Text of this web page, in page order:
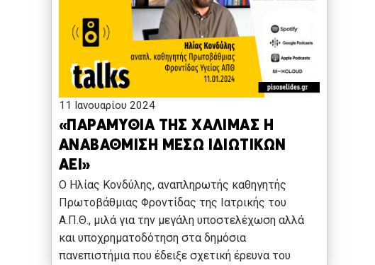
11 Ιανουαρίου 2024
«ΠΑΡΑΜΥΘΙΑ ΤΗΣ ΧΑΛΙΜΑΣ Η
ΑΝΑΒΑΘΜΙΣΗ ΜΕΣΩ ΙΔΙΩΤΙΚΩΝ
ΑΕΙ»
Ο Ηλίας Κονδύλης, αναπληρωτής καθηγητής
Πρωτοβάθμιας Φροντίδας της Ιατρικής του
Α.Π.Θ., μιλά για την μεγάλη υποστελέχωση αλλά
και υποχρηματοδότηση στα δημόσια
πανεπιστήμια που έδειξε σχετική έρευνα του